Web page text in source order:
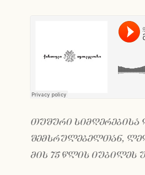
თუშური სიმღერებისა
შემსრულებელთან,
მის 75 წლის იუბილეს